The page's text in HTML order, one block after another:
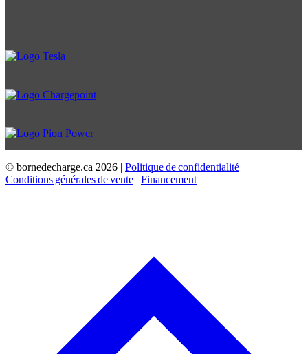
© bornedecharge.ca 2026 | Politique de confidentialité |
Conditions générales de vente | Financement